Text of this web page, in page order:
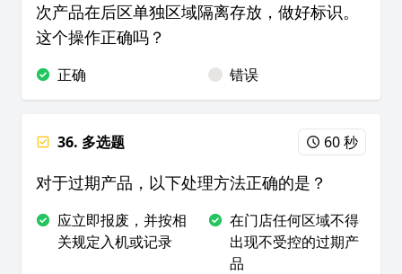
次产品在后区单独区域隔离存放，做好标识。
这个操作正确吗？
正确 错误
36. 多选题 60 秒
对于过期产品，以下处理方法正确的是？
应立即报废，并按相
关规定入机或记录
在门店任何区域不得
出现不受控的过期产
品